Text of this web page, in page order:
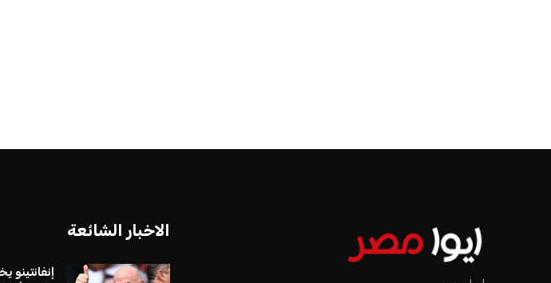
إنفانتينو يخطو نحو ولاية رابعة في رئاسة فيفا
عمر إبراهيم